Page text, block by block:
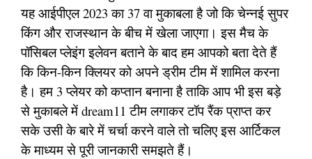
यह आईपीएल 2023 का 37 वा मुकाबला है जो कि चेन्नई सुपर
किंग और राजस्थान के बीच में खेला जाएगा। इस मैच के
पॉसिबल प्लेइंग इलेवन बताने के बाद हम आपको बता देते हैं
कि किन-किन क्लियर को अपने ड्रीम टीम में शामिल करना
है। हम 3 प्लेयर को कप्तान बनाना है ताकि आप भी इस बड़े
से मुकाबले में dream11 टीम लगाकर टॉप रैंक प्राप्त कर
सके उसी के बारे में चर्चा करने वाले तो चलिए इस आर्टिकल
के माध्यम से पूरी जानकारी समझते हैं।